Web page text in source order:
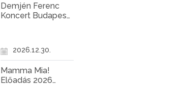
Demjén Ferenc
Koncert Budapest
2026.12.30.
Mamma Mia!
Előadás 2026